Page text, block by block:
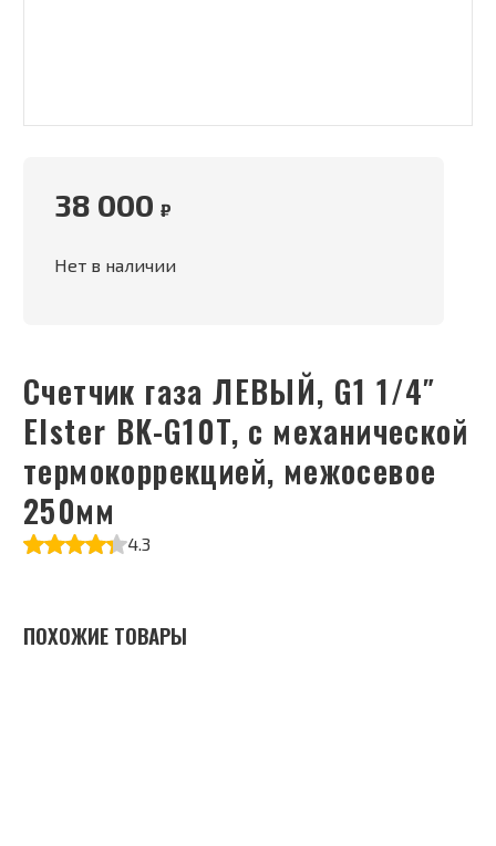
Счетчик газа ЛЕВЫЙ, G1 1/4″
Elster BK-G10T, с механической
термокоррекцией, межосевое
250мм
4.3
38 000 ₽
Нет в наличии
ПОХОЖИЕ ТОВАРЫ